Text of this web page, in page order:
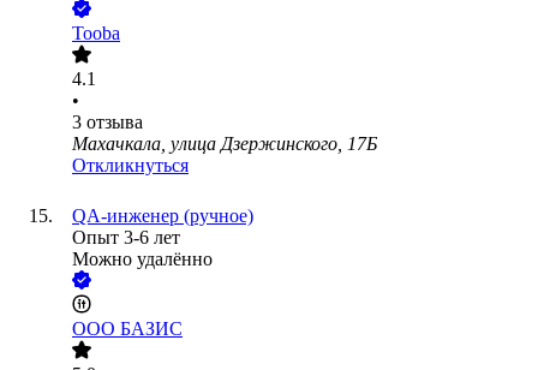
Tooba
4.1
•
3 отзыва
Махачкала, улица Дзержинского, 17Б
Откликнуться
QA-инженер (ручное)
Опыт 3-6 лет
Можно удалённо
ООО БАЗИС